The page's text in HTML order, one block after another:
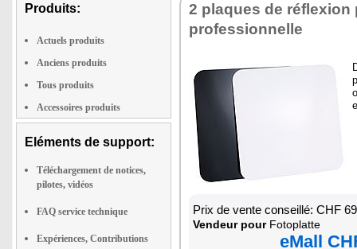
Produits:
Actuels produits
Anciens produits
Tous produits
Accessoires produits
Eléments de support:
Téléchargement de notices,
pilotes, vidéos
FAQ service technique
Expériences, Contributions
2 plaques de réflexion
professionnelle
Prix de vente conseillé: CHF
Vendeur pourFotoplatte
eMall